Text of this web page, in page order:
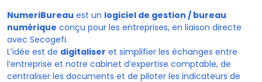
NumeriBureau est un logiciel de gestion / bureau
numérique conçu pour les entreprises, en liaison directe
avec Secogefi.
L’idée est de digitaliser et simplifier les échanges entre
l’entreprise et notre cabinet d’expertise comptable, de
centraliser les documents et de piloter les indicateurs de